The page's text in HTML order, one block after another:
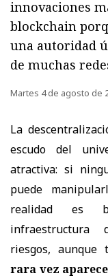
innovaciones
blockchain
una autoridad
de muchas
Martes 4 de agosto de
La
escudo del
atractiva: si
puede
realidad es
infraestructura
riesgos, aunque
rara vez